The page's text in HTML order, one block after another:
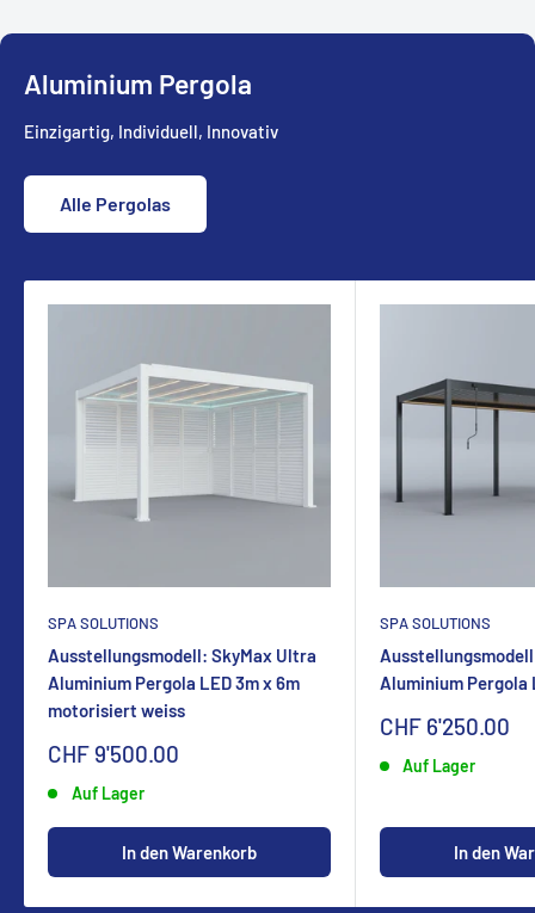
Aluminium Pergola
Einzigartig, Individuell, Innovativ
Alle Pergolas
SPA SOLUTIONS
Ausstellungsmodell: SkyMax Ultra
Aluminium Pergola LED 3m x 6m
motorisiert weiss
Sonderpreis
CHF 9'500.00
Auf Lager
In den Warenkorb
SPA SOLUTIONS
Aluminium Pergola
Sonderpreis
CHF 6'250.00
Auf Lager
In den